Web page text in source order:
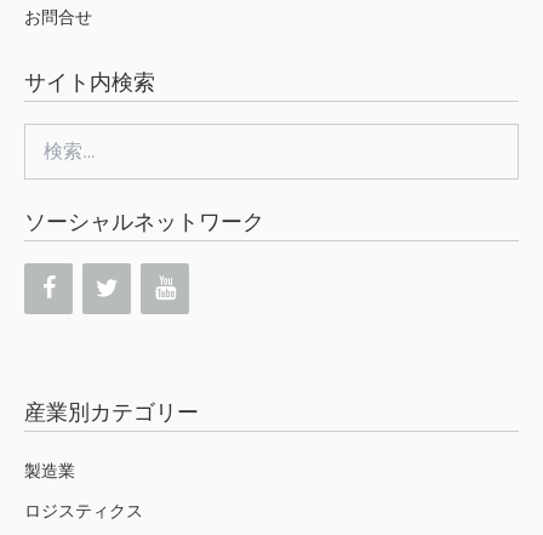
お問合せ
サイト内検索
索:
ソーシャルネットワーク
産業別カテゴリー
製造業
ロジスティクス